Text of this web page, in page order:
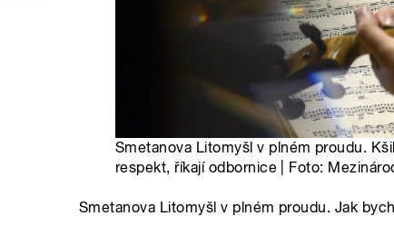
Smetanova Litomyšl v plném proudu.
respekt, říkají odbornice | Foto:
Smetanova Litomyšl v plném proudu. Jak